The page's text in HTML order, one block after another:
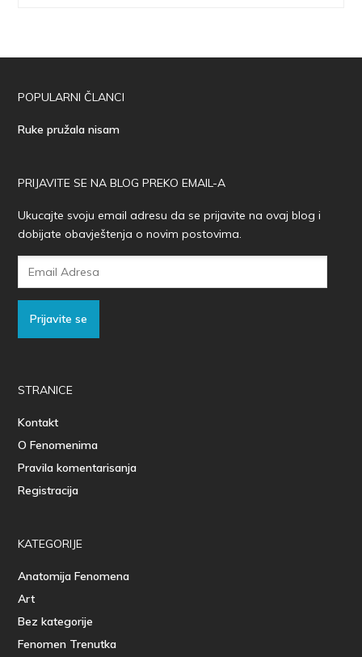
POPULARNI ČLANCI
Ruke pružala nisam
PRIJAVITE SE NA BLOG PREKO EMAIL-A
Ukucajte svoju email adresu da se prijavite na ovaj blog i
dobijate obavještenja o novim postovima.
Prijavite se
STRANICE
Kontakt
O Fenomenima
Pravila komentarisanja
Registracija
KATEGORIJE
Anatomija Fenomena
Art
Bez kategorije
Fenomen Trenutka